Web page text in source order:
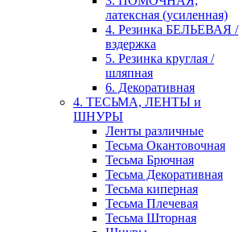
латексная (усиленная)
4. Резинка БЕЛЬЕВАЯ /
вздержка
5. Резинка круглая /
шляпная
6. Декоративная
4. ТЕСЬМА, ЛЕНТЫ и
ШНУРЫ
Ленты различные
Тесьма Окантовочная
Тесьма Брючная
Тесьма Декоративная
Тесьма киперная
Тесьма Плечевая
Тесьма Шторная